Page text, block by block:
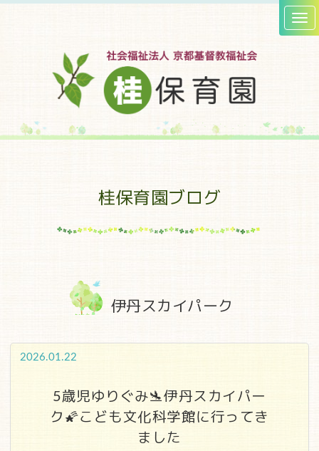
桂保育園ブログ
伊丹スカイパーク
2026.01.22
5歳児ゆりぐみ🛬伊丹スカイパー
ク🌠こども文化科学館に行ってき
ました